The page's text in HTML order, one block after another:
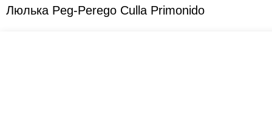
Люлька Peg-Perego Culla Primonido